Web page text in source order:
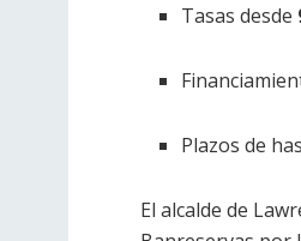
Tasas desde
Plazos de
El alcalde de